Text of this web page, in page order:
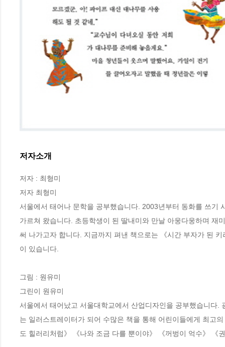
저자소개
저자 : 최형미
저자 최형미
서울에서 태어나 문학을 공부했습니다. 2003년부터 동화를 쓰기
가르쳐 왔습니다. 초등학생이 된 딸내미와 만날 아웅다웅하며 재
써 나가고자 합니다. 지금까지 펴낸 책으로는 《시간 부자가 된
이 있습니다.
그림 : 원유미
그린이 원유미
서울에서 태어났고 서울대학교에서 산업디자인을 공부했습니다
는 일러스트레이터가 되어 수많은 책을 통해 어린이들에게 최고
도 힐러리처럼》 《나와 조금 다를 뿐이야》 《꺼벙이 억수》 《